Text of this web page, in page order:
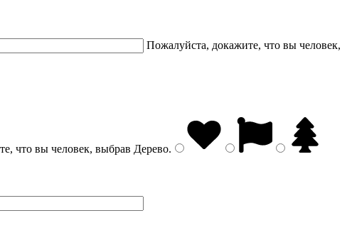
Пожалуйста, докажите, что вы человек,
что вы человек, выбрав Дерево.